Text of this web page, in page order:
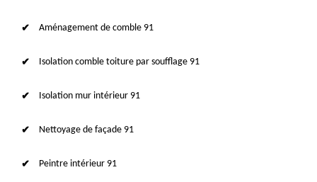
Aménagement de comble 91
Isolation comble toiture par soufflage 91
Isolation mur intérieur 91
Nettoyage de façade 91
Peintre intérieur 91